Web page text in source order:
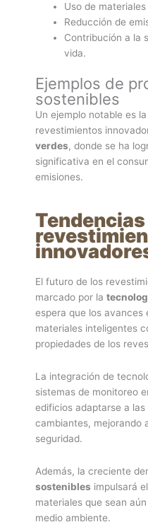
Uso de
Reducción de
Contribución a la
vida.
Ejemplos de
sostenibles
Un ejemplo notable es
revestimientos
verdes, donde se ha
significativa en el
emisiones.
El futuro de los
marcado por la
espera que los avances
materiales inteligentes
propiedades de los
La integración de
sistemas de monitoreo
edificios adaptarse a
cambiantes, mejorando
seguridad.
Además, la creciente
sostenibles impulsará
materiales que sean
medio ambiente.